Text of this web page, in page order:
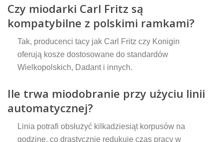
Czy miodarki Carl Fritz są
kompatybilne z polskimi ramkami?
Tak, producenci tacy jak Carl Fritz czy Konigin
oferują kosze dostosowane do standardów
Wielkopolskich, Dadant i innych.
Ile trwa miodobranie przy użyciu linii
automatycznej?
Linia potrafi obsłużyć kilkadziesiąt korpusów na
godzinę, co drastycznie redukuje czas pracy w